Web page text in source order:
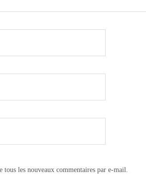
tous les nouveaux commentaires par e-mail.